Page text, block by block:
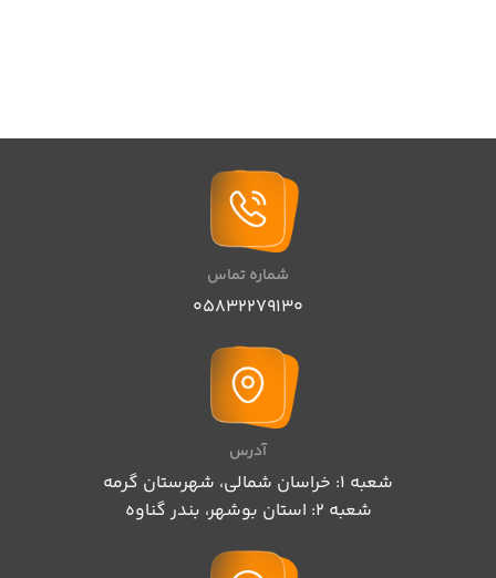
شماره تماس
05832279130
آدرس
شعبه 1: خراسان شمالی، شهرستان گرمه
شعبه 2: استان بوشهر، بندر گناوه